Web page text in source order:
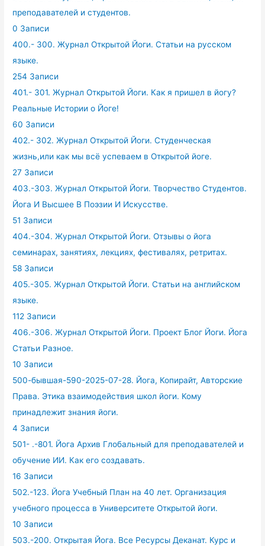
преподавателей и студентов.
0 Записи
400.- 300. Журнал Открытой Йоги. Статьи на русском
языке.
254 Записи
401.- 301. Журнал Открытой Йоги. Как я пришел в йогу?
Реальные Истории о Йоге!
60 Записи
402.- 302. Журнал Открытой Йоги. Студенческая
жизнь,или как мы всё успеваем в Открытой йоге.
27 Записи
403.-303. Журнал Открытой Йоги. Творчество Студентов.
Йога И Высшее В Поэзии И Искусстве.
51 Записи
404.-304. Журнал Открытой Йоги. Отзывы о йога
семинарах, занятиях, лекциях, фестивалях, ретритах.
58 Записи
405.-305. Журнал Открытой Йоги. Статьи на английском
языке.
112 Записи
406.-306. Журнал Открытой Йоги. Проект Блог Йоги. Йога
Статьи Разное.
10 Записи
500-бывшая-590-2025-07-28. Йога, Копирайт, Авторские
Права. Этика взаимодействия школ йоги. Кому
принадлежит знания йоги.
4 Записи
501- .-801. Йога Архив Глобальный для преподавателей и
обучение ИИ. Как его создавать.
16 Записи
502.-123. Йога Учебный План на 40 лет. Организация
учебного процесса в Университете Открытой йоги.
10 Записи
503.-200. Открытая Йога. Все Ресурсы Деканат. Курс и